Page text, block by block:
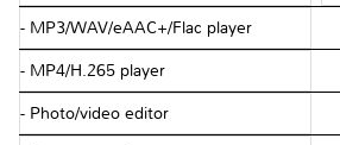
- MP3/WAV/eAAC+/Flac player
- MP4/H.265 player
- Photo/video editor